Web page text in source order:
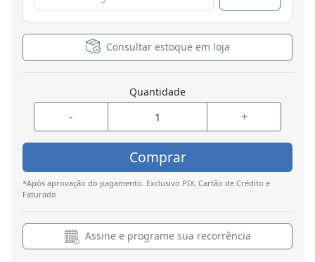
Consultar estoque em loja
Quantidade
- +
Comprar
*Após aprovação do pagamento. Exclusivo PIX, Cartão de Crédito e
Faturado
Assine e programe sua recorrência